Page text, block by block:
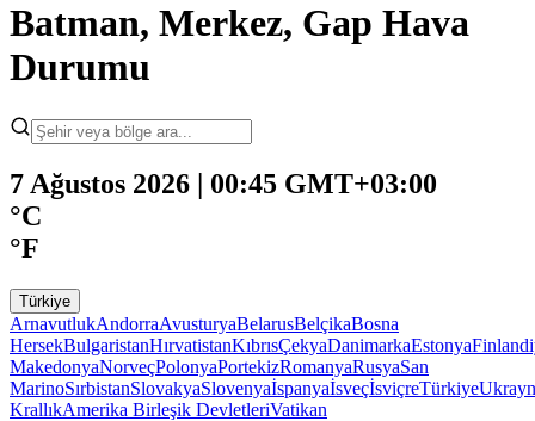
Batman, Merkez, Gap Hava
Durumu
7 Ağustos 2026 | 00:45 GMT+03:00
°C
°F
Türkiye
ArnavutlukAndorraAvusturyaBelarusBelçikaBosna
HersekBulgaristanHırvatistanKıbrısÇekyaDanimarkaEstonya
MakedonyaNorveçPolonyaPortekizRomanyaRusyaSan
MarinoSırbistanSlovakyaSlovenyaİspanyaİsveçİsviçreTürkiye
KrallıkAmerika Birleşik DevletleriVatikan